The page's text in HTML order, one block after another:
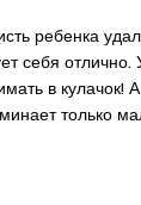
ребенка
себя
в кулачок!
только